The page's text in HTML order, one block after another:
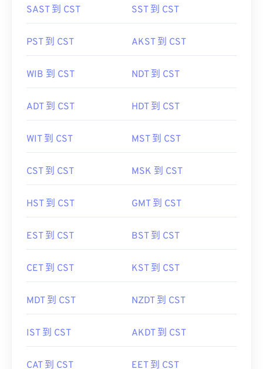
SAST 到 CST SST 到 CST
PST 到 CST AKST 到 CST
WIB 到 CST NDT 到 CST
ADT 到 CST HDT 到 CST
WIT 到 CST MST 到 CST
CST 到 CST MSK 到 CST
HST 到 CST GMT 到 CST
EST 到 CST BST 到 CST
CET 到 CST KST 到 CST
MDT 到 CST NZDT 到 CST
IST 到 CST AKDT 到 CST
CAT 到 CST EET 到 CST